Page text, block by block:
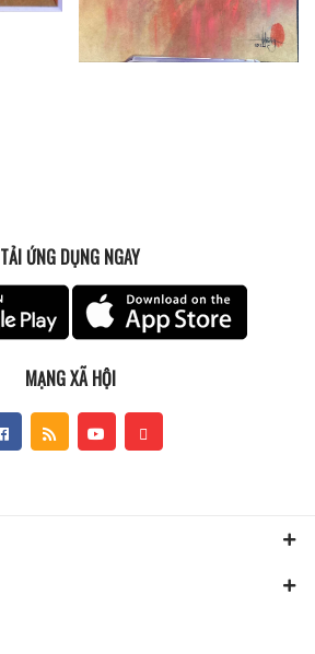
TẢI ỨNG DỤNG NGAY
MẠNG XÃ HỘI